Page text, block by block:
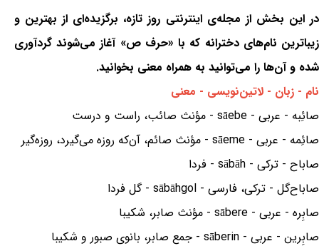
در این بخش از مجله‌ی اینترنتی روز تازه، برگزیده‌ای از بهترین و
زیباترین نام‌های دخترانه که با «حرف ص» آغاز می‌شوند گردآوری
شده و آن‌ها را می‌توانید به همراه معنی بخوانید.
نام - زبان - لاتین‌نویسی - معنی
صائِبه - عربی - sāebe - مؤنث صائب، راست و درست
صائِمه - عربی - sāeme - مؤنث صائم، آن‌که روزه می‌گیرد، روزه‌گیر
صاباح - ترکی - sābāh - فردا
صاباح‌گل - ترکی، فارسی - sābāhgol - گل فردا
صابِره - عربی - sābere - مؤنث صابر، شکیبا
صابِرین - عربی - sāberin - جمع صابر، بانوی صبور و شکیبا